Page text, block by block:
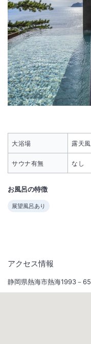
大浴場 露天
サウナ有無 なし
お風呂の特徴
展望風呂あり
アクセス情報
静岡県熱海市熱海1993－65